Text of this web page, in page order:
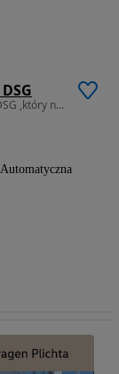
1197 cm3 • 105 KM • Sprzedam samochód, 1.2 TSI DSG ,który nie wymaga wkładu finansowego
Automatyczna